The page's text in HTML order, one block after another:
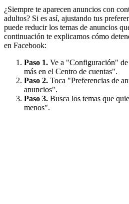
¿Siempre te aparecen anuncios con
adultos? Si es así, ajustando tus
puede reducir los temas de anuncios
continuación te explicamos cómo
en Facebook:
Paso 1. Ve a "Configuración"
más en el Centro de cuentas".
Paso 2. Toca "Preferencias de
anuncios".
Paso 3. Busca los temas que
menos".